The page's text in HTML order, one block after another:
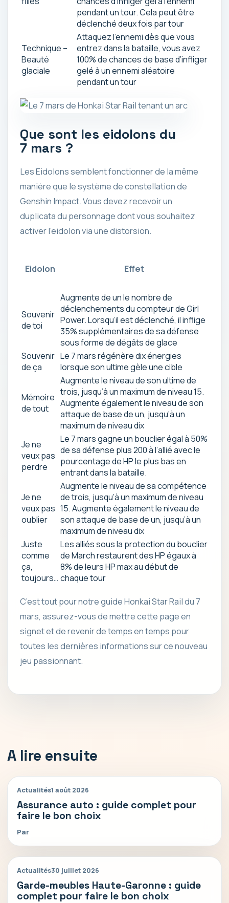
pendant un tour. Cela peut être
déclenché deux fois par tour
Technique –
Beauté
glaciale
Attaquez l’ennemi dès que vous
entrez dans la bataille, vous avez
100% de chances de base d’infliger
gelé à un ennemi aléatoire
pendant un tour
Que sont les eidolons du
7 mars ?
Les Eidolons semblent fonctionner de la même
manière que le système de constellation de
Genshin Impact. Vous devez recevoir un
duplicata du personnage dont vous souhaitez
activer l’eidolon via une distorsion.
Eidolon Effet
Souvenir
de toi
Augmente de un le nombre de
déclenchements du compteur de Girl
Power. Lorsqu’il est déclenché, il inflige
35% supplémentaires de sa défense
sous forme de dégâts de glace
Souvenir
de ça
Le 7 mars régénère dix énergies
lorsque son ultime gèle une cible
Mémoire
de tout
Augmente le niveau de son ultime de
trois, jusqu’à un maximum de niveau 15.
Augmente également le niveau de son
attaque de base de un, jusqu’à un
maximum de niveau dix
Je ne
veux pas
perdre
Le 7 mars gagne un bouclier égal à 50%
de sa défense plus 200 à l’allié avec le
pourcentage de HP le plus bas en
entrant dans la bataille.
Je ne
veux pas
oublier
Augmente le niveau de sa compétence
de trois, jusqu’à un maximum de niveau
15. Augmente également le niveau de
son attaque de base de un, jusqu’à un
maximum de niveau dix
Juste
comme
ça,
toujours…
Les alliés sous la protection du bouclier
de March restaurent des HP égaux à
8% de leurs HP max au début de
chaque tour
C’est tout pour notre guide Honkai Star Rail du 7
mars, assurez-vous de mettre cette page en
signet et de revenir de temps en temps pour
toutes les dernières informations sur ce nouveau
jeu passionnant.
A lire ensuite
Actualités1 août 2026
Assurance auto : guide complet pour
faire le bon choix
Par
Actualités30 juillet 2026
Garde-meubles Haute-Garonne : guide
complet pour faire le bon choix